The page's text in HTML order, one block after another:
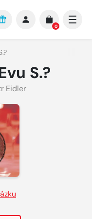
0
S.?
Eidler